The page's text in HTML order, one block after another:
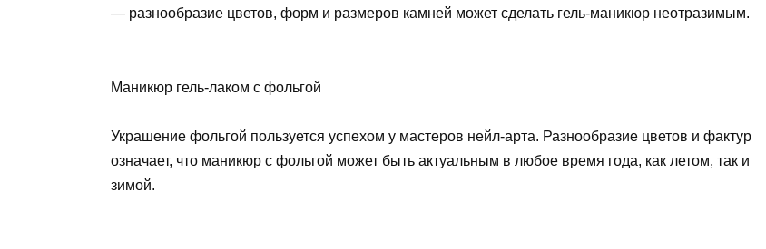
— разнообразие цветов, форм и размеров камней может сделать гель-маникюр неотразимым.
Маникюр гель-лаком с фольгой
Украшение фольгой пользуется успехом у мастеров нейл-арта. Разнообразие цветов и фактур
означает, что маникюр с фольгой может быть актуальным в любое время года, как летом, так и
зимой.